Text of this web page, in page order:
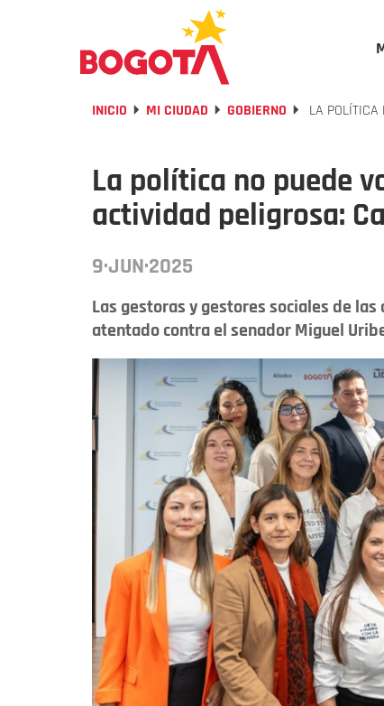
INICIO MI CIUDAD GOBIERNO LA POLÍTICA
La política no puede
actividad peligrosa:
9·JUN·2025
Las gestoras y gestores sociales de
atentado contra el senador Miguel